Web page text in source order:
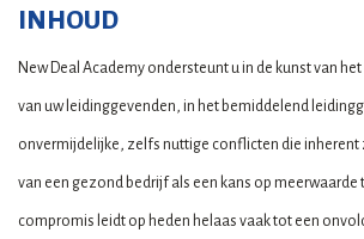
INHOUD
New Deal Academy ondersteunt u in de kunst van
van uw leidinggevenden, in het bemiddelend
onvermijdelijke, zelfs nuttige conflicten die inherent
van een gezond bedrijf als een kans op meerwaarde
compromis leidt op heden helaas vaak tot een